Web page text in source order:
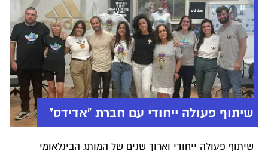
שיתוף פעולה ייחודי עם חברת "אדידס"
שיתוף פעולה ייחודי וארוך שנים של המותג הבינלאומי